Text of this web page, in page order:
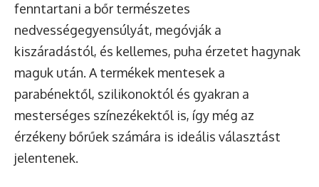
fenntartani a bőr természetes
nedvességegyensúlyát, megóvják a
kiszáradástól, és kellemes, puha érzetet hagynak
maguk után. A termékek mentesek a
parabénektől, szilikonoktól és gyakran a
mesterséges színezékektől is, így még az
érzékeny bőrűek számára is ideális választást
jelentenek.